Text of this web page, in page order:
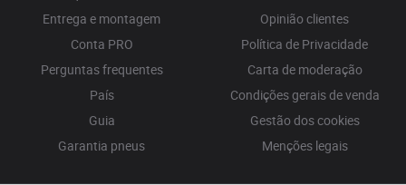
Entrega e montagem
Conta PRO
Perguntas frequentes
País
Guia
Garantia pneus
Opinião clientes
Política de Privacidade
Carta de moderação
Condições gerais de venda
Gestão dos cookies
Menções legais